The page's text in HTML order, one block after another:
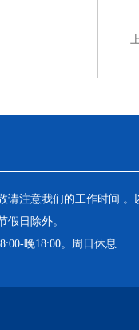
请注意我们的工作时间 。
假日除外。
晚18:00。周日休息